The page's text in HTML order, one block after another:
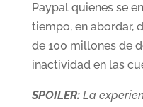
Paypal quienes se
tiempo, en abordar,
de 100 millones de
inactividad en las
SPOILER:La